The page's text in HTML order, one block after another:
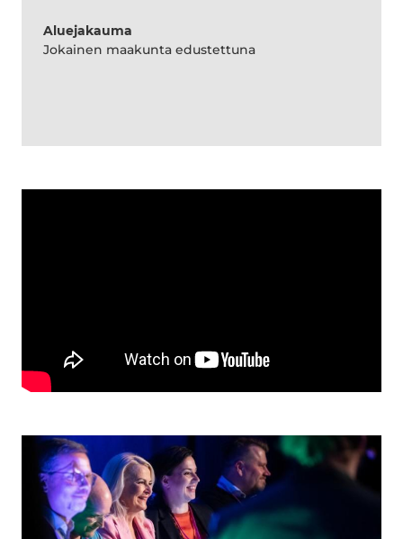
Aluejakauma
Jokainen maakunta edustettuna